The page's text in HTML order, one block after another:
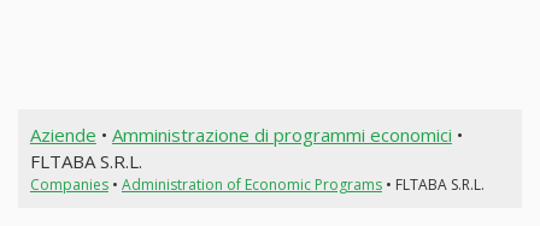
Aziende • Amministrazione di programmi economici •
FLTABA S.R.L.
Companies• Administration of Economic Programs• FLTABA S.R.L.